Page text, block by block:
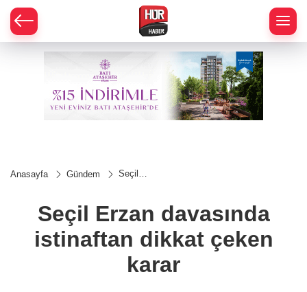
Anasayfa Gündem
Seçil
dikkat
karar
Seçil Erzan davasında
istinaftan dikkat çeken
karar